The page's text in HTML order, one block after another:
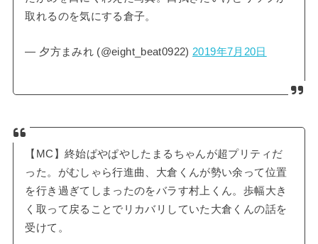
取れるのを気にする倉子。
— 夕方まみれ (@eight_beat0922) 2019年7月20日
【MC】終始ぱやぱやしたまるちゃんが超プリティだ
った。がむしゃら行進曲、大倉くんが勢い余って位置
を行き過ぎてしまったのをバラす村上くん。歩幅大き
く取って戻ることでリカバリしていた大倉くんの話を
受けて。